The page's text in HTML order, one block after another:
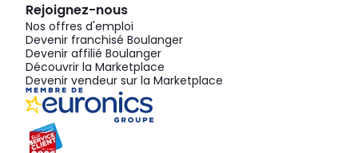
Rejoignez-nous
Nos offres d'emploi
Devenir franchisé Boulanger
Devenir affilié Boulanger
Découvrir la Marketplace
Devenir vendeur sur la Marketplace